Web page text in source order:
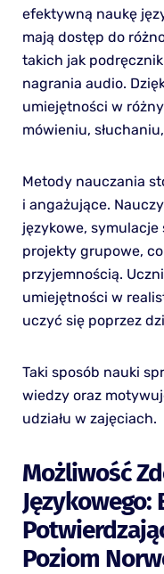
efektywną naukę
mają dostęp do
takich jak
nagrania audio.
umiejętności w
mówieniu,
Metody nauczania
i angażujące.
językowe,
projekty grupowe,
przyjemnością.
umiejętności w
uczyć się poprzez
Taki sposób nauki
wiedzy oraz
udziału w zajęciach.
Możliwość
Językowego:
Poziom